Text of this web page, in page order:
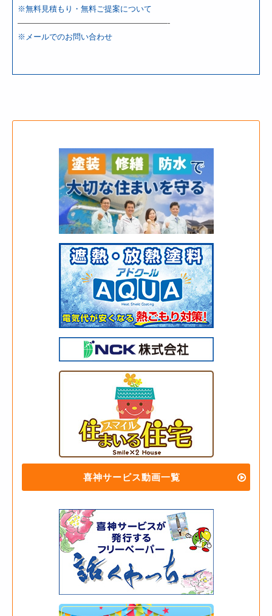
※無料見積もり・無料ご提案について
———————————————————-
※メールでのお問い合わせ
喜神サービス動画一覧